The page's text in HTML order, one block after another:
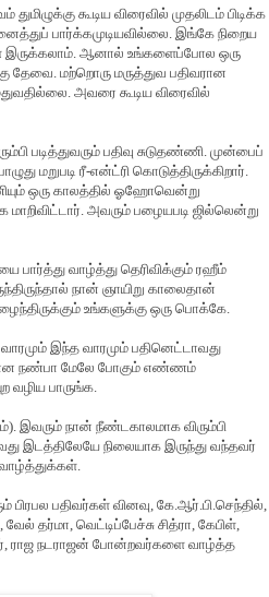
கூடிய விரைவில் முதலிடம் பிடிக்க
பார்க்கமுடியவில்லை. இங்கே நிறைய
இருக்கலாம். ஆனால் உங்களைப்போல ஒரு
தேவை. மற்றொரு மருத்துவ பதிவரான
அவரை கூடிய விரைவில்
படித்துவரும் பதிவு சுடுதண்ணி. முன்பைப்
மறுபடி ரீ-என்ட்ரி கொடுத்திருக்கிறார்.
ஒரு காலத்தில் ஓஹோவென்று
அவரும் பழையபடி ஜில்லென்று
பார்த்து வாழ்த்து தெரிவிக்கும் ரஹீம்
நான் ஞாயிறு காலைதான்
உங்களுக்கு ஒரு பொக்கே.
இந்த வாரமும் பதினெட்டாவது
நண்பா மேலே போகும் எண்ணம்
வழிய பாருங்க.
இவரும் நான் நீண்டகாலமாக விரும்பி
இடத்திலேயே நிலையாக இருந்து வந்தவர்
வாழ்த்துக்கள்.
பிரபல பதிவர்கள் வினவு, கே.ஆர்.பி.செந்தில்,
தர்மா, வெட்டிப்பேச்சு சித்ரா, கேபிள்,
ராஜ நடராஜன் போன்றவர்களை வாழ்த்த